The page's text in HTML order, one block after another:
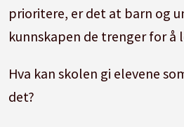
prioritere, er det at barn og
kunnskapen de trenger for å
Hva kan skolen gi elevene
det?